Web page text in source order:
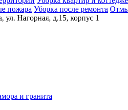
пожара Уборка после ремонта
ул. Нагорная, д.15, корпус 1
и гранита